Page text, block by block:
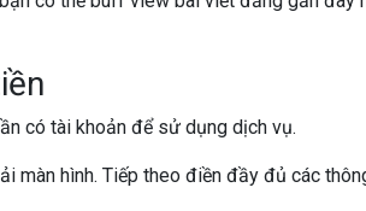
có tài khoản để sử dụng dịch vụ.
màn hình. Tiếp theo điền đầy đủ các